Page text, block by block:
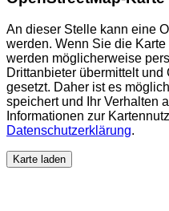
An dieser Stelle kann eine
werden. Wenn Sie die
werden möglicherweise
Drittanbieter übermittelt
gesetzt. Daher ist es
speichert und Ihr Verhalten
Informationen zur
Datenschutzerklärung.
Karte laden